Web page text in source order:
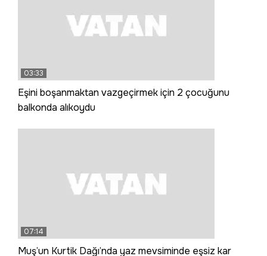
03:33
Eşini boşanmaktan vazgeçirmek için 2 çocuğunu
balkonda alıkoydu
07:14
Muş’un Kurtik Dağı’nda yaz mevsiminde eşsiz kar